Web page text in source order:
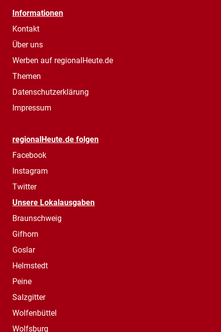
Informationen
Kontakt
Über uns
Werben auf regionalHeute.de
Themen
Datenschutzerklärung
Impressum
regionalHeute.de folgen
Facebook
Instagram
Twitter
Unsere Lokalausgaben
Braunschweig
Gifhorn
Goslar
Helmstedt
Peine
Salzgitter
Wolfenbüttel
Wolfsburg